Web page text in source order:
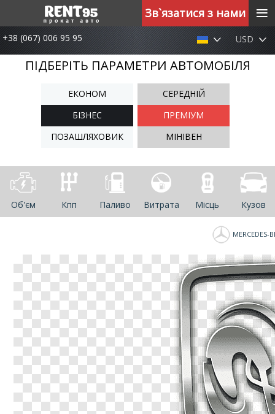
+38 (067) 006 95 95 USD
ПІДБЕРІТЬ ПАРАМЕТРИ АВТОМОБІЛЯ
ЕКОНОМ
СЕРЕДНІЙ
БІЗНЕС
ПРЕМІУМ
ПОЗАШЛЯХОВИК
МІНІВЕН
Об'єм Кпп Паливо Витрата Місць Кузов
MERCEDES-
Зв`язатися з нами ≡